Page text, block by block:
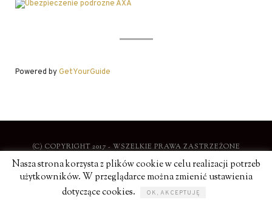
Powered byGetYourGuide
(C) COPYRIGHT 2017 - WSZELKIE PRAWA ZASTRZEŻONE
STYLOWE PODRÓŻE |
Nasza strona korzysta z plików cookie w celu realizacji potrzeb
użytkowników. W przeglądarce można zmienić ustawienia
dotyczące cookies.
OK, AKCEPTUJĘ